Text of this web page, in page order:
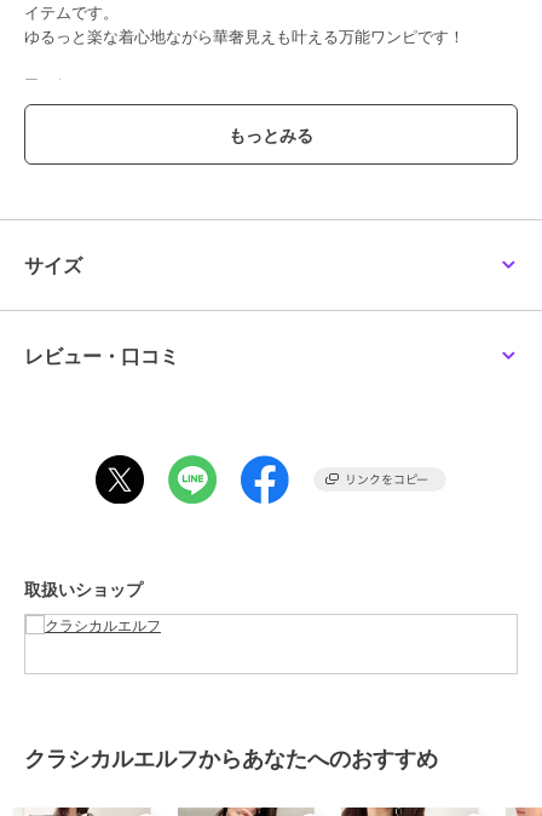
イテムです。
ゆるっと楽な着心地ながら華奢見えも叶える万能ワンピです！
■point
・涼やか
・ランタンスリーブ
・防シワ
・無地とチェック柄
凹凸感のあるサッカー素材で、清涼感を演出。
※公的検査機関で検査済み
ポケット：なし
……………………
サイズ
レビュー・口コミ
取扱いショップ
クラシカルエルフからあなたへのおすすめ